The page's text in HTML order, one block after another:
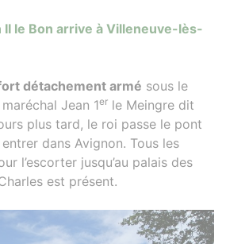
II le Bon arrive à Villeneuve-lès-
détachement armé sous le
Jean 1er le Meingre dit
plus tard, le roi passe le pont
dans Avignon. Tous les
l’escorter jusqu’au palais des
est présent.